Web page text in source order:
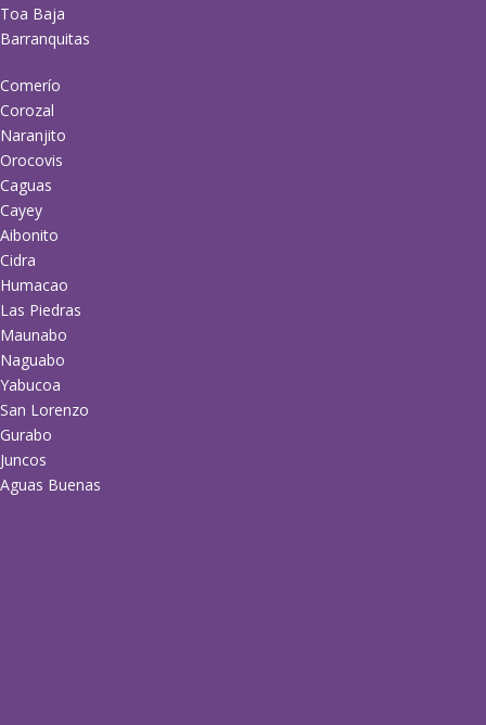
Toa Baja
Barranquitas
Comerío
Corozal
Naranjito
Orocovis
Caguas
Cayey
Aibonito
Cidra
Humacao
Las Piedras
Maunabo
Naguabo
Yabucoa
San Lorenzo
Gurabo
Juncos
Aguas Buenas